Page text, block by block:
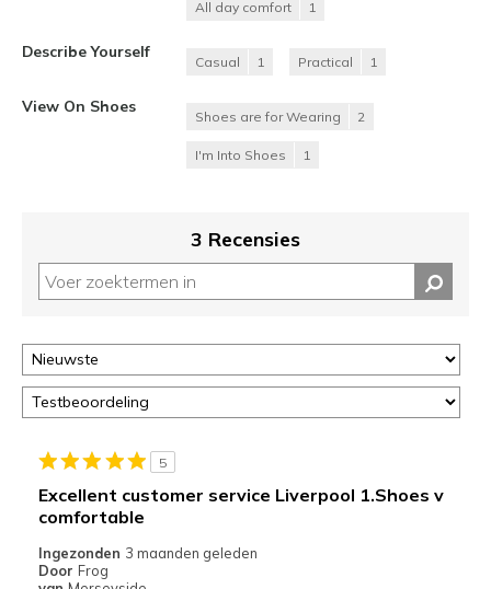
All day comfort 1
Describe Yourself
Casual 1 Practical 1
View On Shoes
Shoes are for Wearing 2
I'm Into Shoes 1
3 Recensies
5
Excellent customer service Liverpool 1.Shoes v
comfortable
Ingezonden 3 maanden geleden
Door Frog